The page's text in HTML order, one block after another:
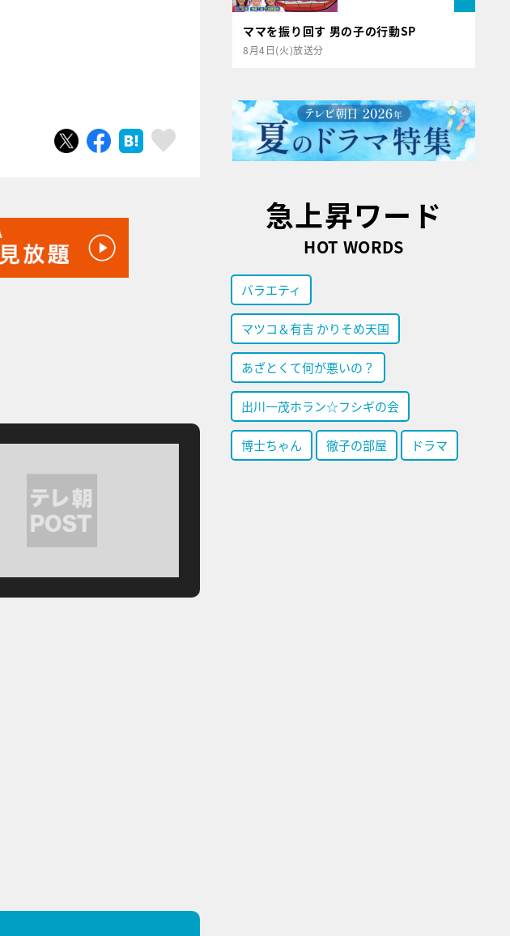
ツイートシェア はてブ スキボタン
ママを振り回す 男の子の行動SP
8月4日(火)放送分
急上昇ワード
HOT WORDS
バラエティ
マツコ＆有吉 かりそめ天国
あざとくて何が悪いの？
出川一茂ホラン☆フシギの会
博士ちゃん 徹子の部屋 ドラマ